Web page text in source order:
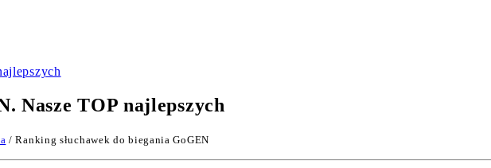
Nasze TOP najlepszych
/ Ranking słuchawek do biegania GoGEN